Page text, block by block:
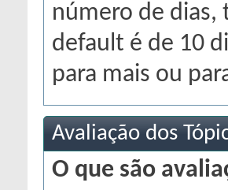
número de dias,
default é de 10
para mais ou
Avaliação dos
O que são